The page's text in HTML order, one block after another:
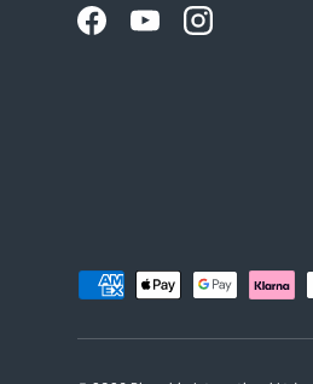
FacebookYouTubeInstagram
Metodi di pagamento